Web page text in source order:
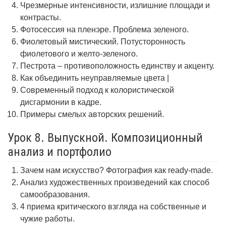
Чрезмерные интенсивности, излишние площади и
контрасты.
Фотосессия на пленэре. Проблема зеленого.
Фиолетовый мистический. Потусторонность
фиолетового и желто-зеленого.
Пестрота – противоположность единству и акценту.
Как объединить неуправляемые цвета |
Современный подход к колористической
дисгармонии в кадре.
Примеры смелых авторских решений.
Урок 8. Выпускной. Композиционный
анализ и портфолио
Зачем нам искусство? Фотография как ready-made.
Анализ художественных произведений как способ
самообразования.
4 приема критического взгляда на собственные и
чужие работы.